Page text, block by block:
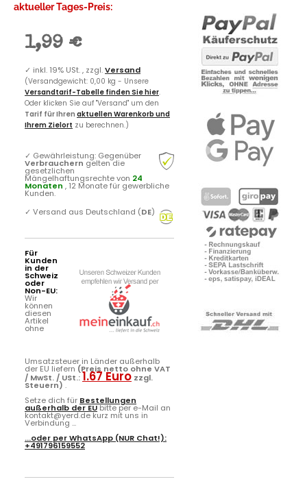
aktueller Tages-Preis:
1,99 €
✓ inkl. 19% USt. , zzgl.Versand
(Versandgewicht: 0,00 kg - Unsere
Versandtarif-Tabelle finden Sie hier.
Oder klicken Sie auf "Versand" um den
Tarif für Ihren aktuellen Warenkorb und
Ihrem Zielort zu berechnen.)
✓ Gewährleistung: Gegenüber
Verbrauchern gelten die
gesetzlichen
Mängelhaftungsrechte von 24
Monaten , 12 Monate für gewerbliche
Kunden.
✓ Versand aus Deutschland (DE)
Für
Kunden
in der
Schweiz
oder
Non-EU:
Wir
können
diesen
Artikel
ohne
Umsatzsteuer in Länder außerhalb
der EU liefern (Preis netto ohne VAT
/ MwSt. / USt.:1.67 Euro zzgl.
Steuern) .
Setze dich für Bestellungen
außerhalb der EUbitte per e-Mail an
kontakt@yerd.de kurz mit uns in
Verbindung ...
...oder perWhatsApp (NUR Chat!):
+491796159552